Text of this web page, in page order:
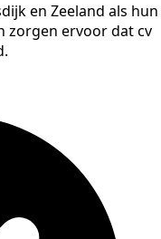
en Zeeland als hun
zorgen ervoor dat cv